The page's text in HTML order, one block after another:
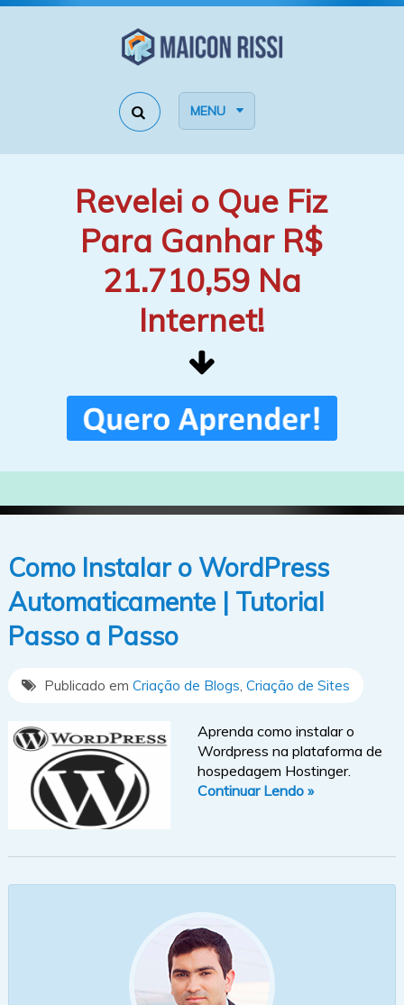
MENU
Revelei o Que Fiz
Para Ganhar R$
21.710,59 Na
Internet!
Como Instalar o WordPress
Automaticamente | Tutorial
Passo a Passo
Publicado em Criação de Blogs Criação de Sites
Aprenda como instalar o
Wordpress na plataforma de
hospedagem Hostinger.
Continuar Lendo »